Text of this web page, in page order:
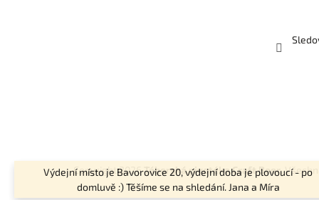
Výdejní místo je Bavorovice 20, výdejní doba je plovoucí - po
domluvě :) Těšíme se na shledání. Jana a Míra
Copyright 2026Táborská pivotéka Craft Beer.